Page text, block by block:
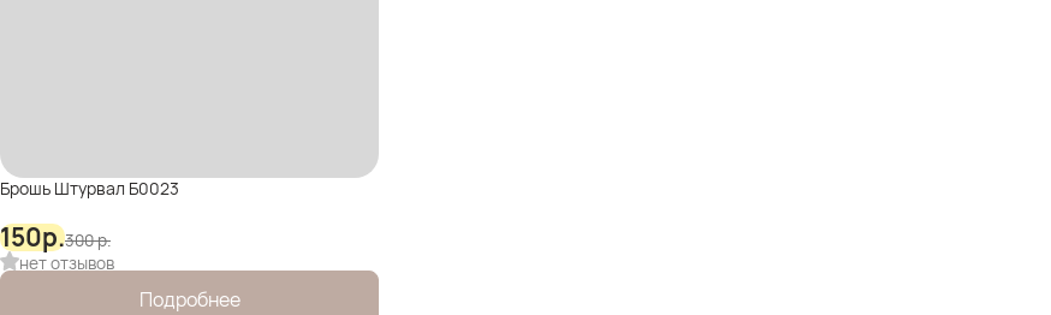
Брошь Штурвал Б0023
150р.300р.
нет отзывов
Подробнее